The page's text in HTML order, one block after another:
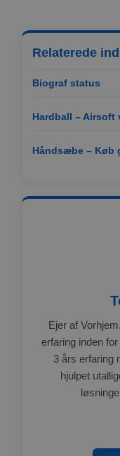
Relaterede
Biograf status
Hardball –
Håndsæbe – Køb
Ejer af
erfaring inden
3 års erfaring
hjulpet